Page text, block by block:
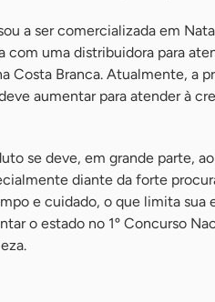
a ser comercializada em
com uma distribuidora para
Costa Branca. Atualmente, a
aumentar para atender à
se deve, em grande parte,
diante da forte
e cuidado, o que limita sua
o estado no 1º Concurso